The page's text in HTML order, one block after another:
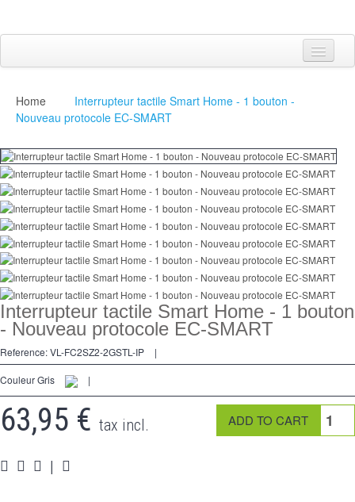
Switch
2 Ways
Socket
Accessories
Pièces
Media
Reseller program - LIVOLO France Official Website
Home
Interrupteur tactile Smart Home - 1 bouton -
Nouveau protocole EC-SMART
Interrupteur tactile Smart Home - 1 bouton
- Nouveau protocole EC-SMART
Reference:VL-FC2SZ2-2GSTL-IP |
Couleur Gris |
63,95 € tax incl.
|